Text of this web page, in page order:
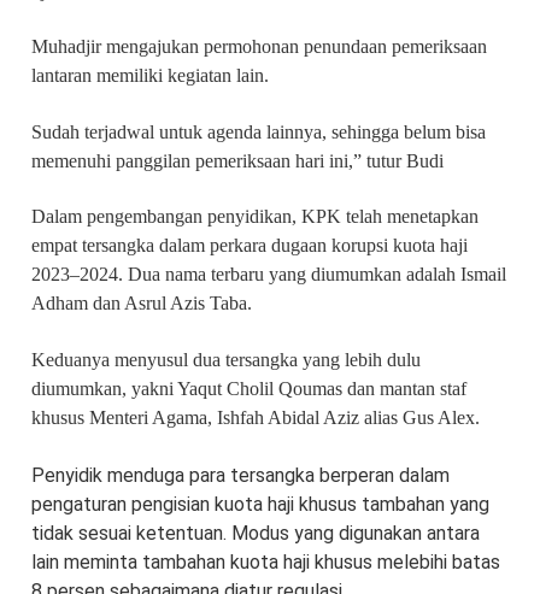
Muhadjir mengajukan permohonan penundaan pemeriksaan
lantaran memiliki kegiatan lain.
Sudah terjadwal untuk agenda lainnya, sehingga belum bisa
memenuhi panggilan pemeriksaan hari ini,” tutur Budi
Dalam pengembangan penyidikan, KPK telah menetapkan
empat tersangka dalam perkara dugaan korupsi kuota haji
2023–2024. Dua nama terbaru yang diumumkan adalah Ismail
Adham dan Asrul Azis Taba.
Keduanya menyusul dua tersangka yang lebih dulu
diumumkan, yakni Yaqut Cholil Qoumas dan mantan staf
khusus Menteri Agama, Ishfah Abidal Aziz alias Gus Alex.
Penyidik menduga para tersangka berperan dalam
pengaturan pengisian kuota haji khusus tambahan yang
tidak sesuai ketentuan. Modus yang digunakan antara
lain meminta tambahan kuota haji khusus melebihi batas